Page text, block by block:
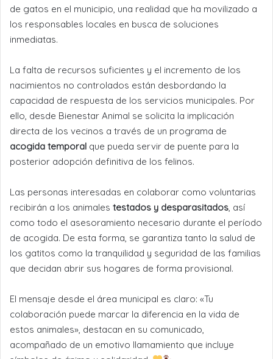
de gatos en el municipio, una realidad que ha movilizado a
los responsables locales en busca de soluciones
inmediatas.
La falta de recursos suficientes y el incremento de los
nacimientos no controlados están desbordando la
capacidad de respuesta de los servicios municipales. Por
ello, desde Bienestar Animal se solicita la implicación
directa de los vecinos a través de un programa de
acogida temporal que pueda servir de puente para la
posterior adopción definitiva de los felinos.
Las personas interesadas en colaborar como voluntarias
recibirán a los animales testados y desparasitados , así
como todo el asesoramiento necesario durante el período
de acogida. De esta forma, se garantiza tanto la salud de
los gatitos como la tranquilidad y seguridad de las familias
que decidan abrir sus hogares de forma provisional.
El mensaje desde el área municipal es claro: «Tu
colaboración puede marcar la diferencia en la vida de
estos animales», destacan en su comunicado,
acompañado de un emotivo llamamiento que incluye